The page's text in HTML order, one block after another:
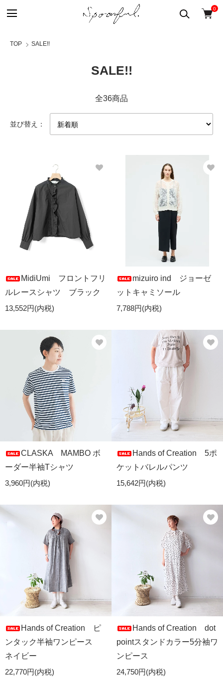
0
TOP SALE!!
SALE!!
全36商品
並び替え：
MidiUmi フロントフリ
ルレースシャツ ブラック
13,552円(内税)
mizuiro ind ジョーゼ
ットキャミソール
7,788円(内税)
CLASKA MAMBO ボ
ーダー半袖Tシャツ
3,960円(内税)
Hands of Creation 5ポ
ケットバレルパンツ
15,642円(内税)
Hands of Creation ピ
ンタック半袖ワンピース
ネイビー
22,770円(内税)
Hands of Creation dot
pointスタンドカラー5分袖ワ
ンピース
24,750円(内税)